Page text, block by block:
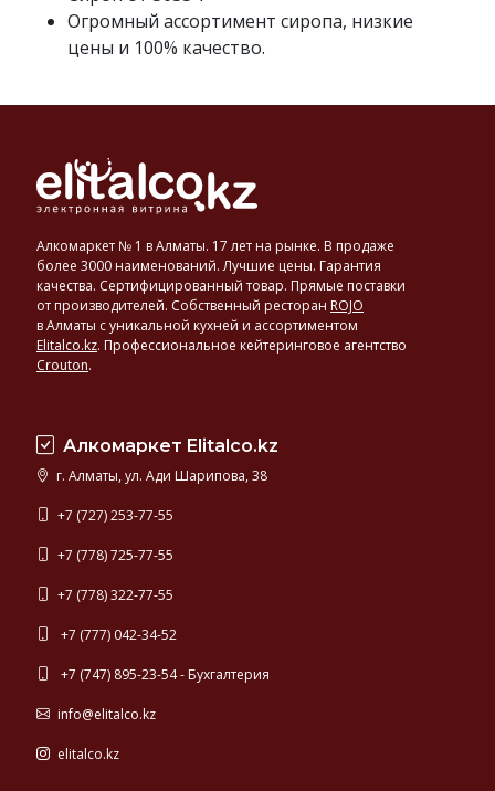
натуральном соке.
безалкогольных
напитков
Огромный ассортимент сиропа, низкие
цены и 100% качество.
Алкомаркет № 1 в Алматы. 17 лет на рынке. В продаже
более 3000 наименований. Лучшие цены. Гарантия
качества. Сертифицированный товар. Прямые поставки
от производителей. Собственный ресторан ROJO
в Алматы с уникальной кухней и ассортиментом
Elitalco.kz. Профессиональное кейтеринговое агентство
Crouton.
Алкомаркет Elitalco.kz
г. Алматы, ул. Ади Шарипова, 38
+7 (727) 253-77-55
+7 (778) 725-77-55
+7 (778) 322-77-55
+7 (777) 042-34-52
+7 (747) 895-23-54 - Бухгалтерия
info@elitalco.kz
elitalco.kz